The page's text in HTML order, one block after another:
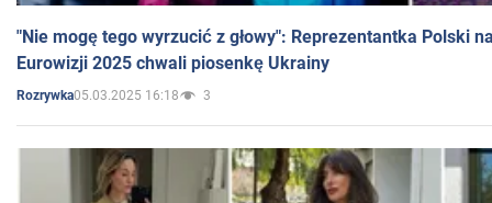
"Nie mogę tego wyrzucić z głowy": Reprezentantka Polski
Eurowizji 2025 chwali piosenkę Ukrainy
Rozrywka05.03.2025 16:18 3